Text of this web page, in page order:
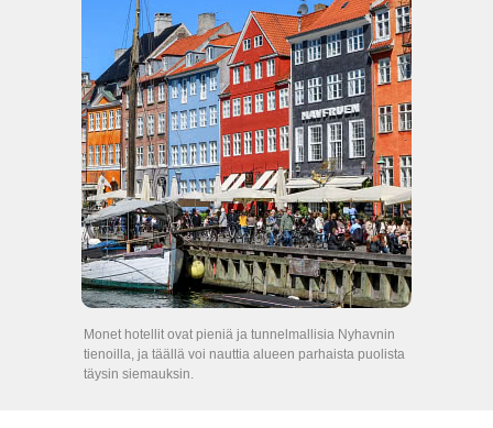
Monet hotellit ovat pieniä ja tunnelmallisia Nyhavnin
tienoilla, ja täällä voi nauttia alueen parhaista puolista
täysin siemauksin.